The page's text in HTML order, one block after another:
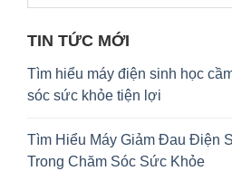
TIN TỨC MỚI
Tìm hiểu máy điện sinh học
sóc sức khỏe tiện lợi
Tìm Hiểu Máy Giảm Đau Điện
Trong Chăm Sóc Sức Khỏe